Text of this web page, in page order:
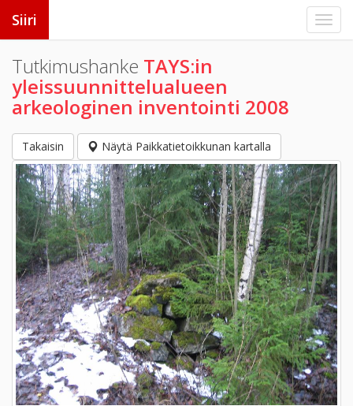
Siiri
Tutkimushanke TAYS:in
yleissuunnittelualueen
arkeologinen inventointi 2008
Takaisin Näytä Paikkatietoikkunan kartalla